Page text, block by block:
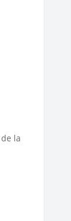
la